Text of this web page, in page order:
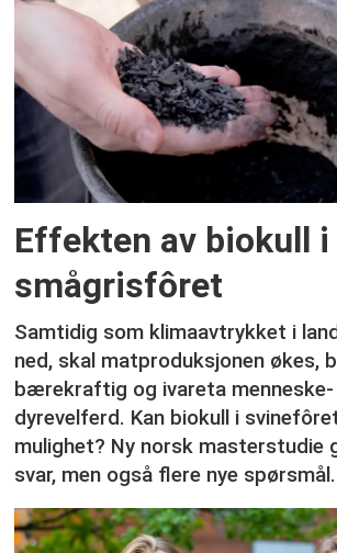
Effekten av biokull i
smågrisfôret
Samtidig som klimaavtrykket i
ned, skal matproduksjonen økes,
bærekraftig og ivareta menneske-
dyrevelferd. Kan biokull i
mulighet? Ny norsk masterstudie
svar, men også flere nye spørsmål.